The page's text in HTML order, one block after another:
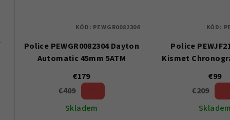
Police PEWGR0082304 Dayton
Automatic 45mm 5ATM
€179
€409
Skladem
KÓD: PEWGR0082304
Police
Kismet
€99
€209
Skladem
KÓD: